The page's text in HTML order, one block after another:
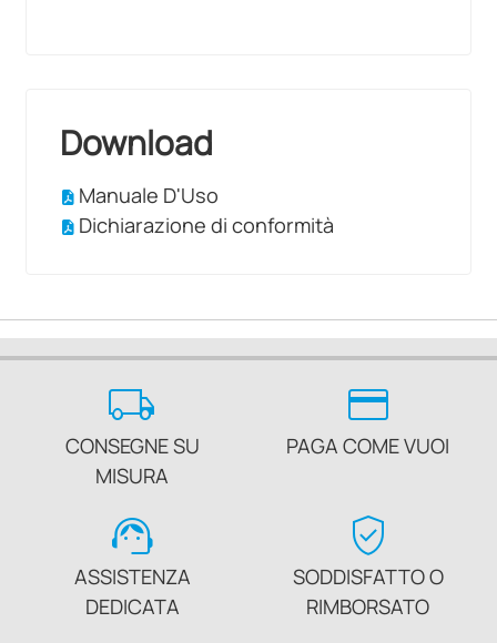
Download
Manuale D'Uso
Dichiarazione di conformità
local_shipping
CONSEGNE SU
MISURA
credit_card
PAGA COME VUOI
support_agent
ASSISTENZA
DEDICATA
verified_user
SODDISFATTO O
RIMBORSATO